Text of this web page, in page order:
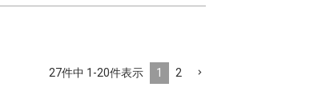
27件中 1 -20件表示 1 2